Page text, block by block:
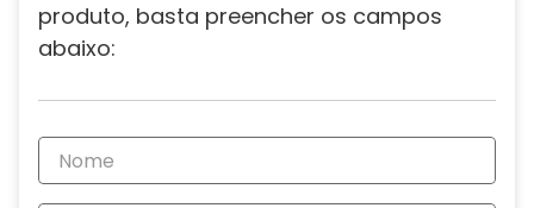
produto, basta preencher os campos
abaixo: